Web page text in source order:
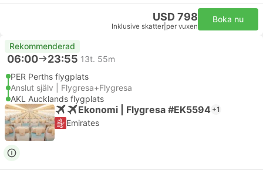
USD 798
Inklusive skatter per vuxen
Boka nu
Rekommenderad
06:00 23:55 13t. 55m
PER Perths flygplats
Anslut själv | Flygresa+Flygresa
AKL Aucklands flygplats
Ekonomi | Flygresa #EK5594 +1
Emirates